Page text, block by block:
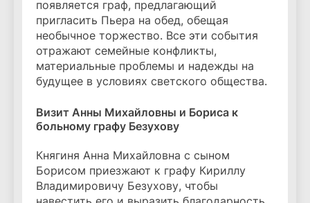
появляется граф, предлагающий
пригласить Пьера на обед, обещая
необычное торжество. Все эти события
отражают семейные конфликты,
материальные проблемы и надежды на
будущее в условиях светского общества.
Визит Анны Михайловны и Бориса к
больному графу Безухову
Княгиня Анна Михайловна с сыном
Борисом приезжают к графу Кириллу
Владимировичу Безухову, чтобы